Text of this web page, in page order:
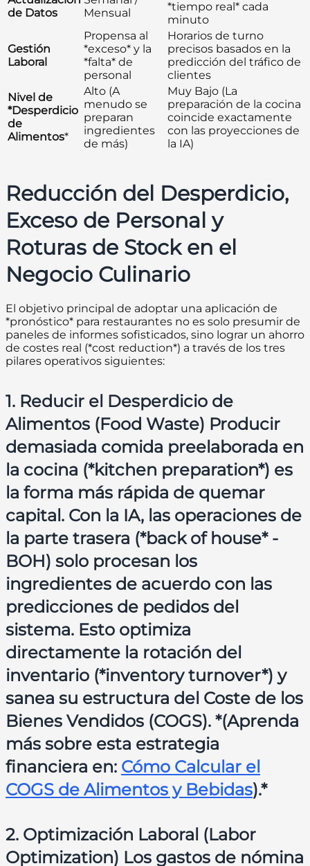
de Datos
Mensual
*tiempo real* cada
minuto
Gestión
Laboral
Propensa al
*exceso* y la
*falta* de
personal
Horarios de turno
precisos basados en la
predicción del tráfico de
clientes
Nivel de
*Desperdicio
de
Alimentos*
Alto (A
menudo se
preparan
ingredientes
de más)
Muy Bajo (La
preparación de la cocina
coincide exactamente
con las proyecciones de
la IA)
Reducción del Desperdicio,
Exceso de Personal y
Roturas de Stock en el
Negocio Culinario
El objetivo principal de adoptar una aplicación de
*pronóstico* para restaurantes no es solo presumir de
paneles de informes sofisticados, sino lograr un ahorro
de costes real (*cost reduction*) a través de los tres
pilares operativos siguientes:
1. Reducir el Desperdicio de
Alimentos (Food Waste) Producir
demasiada comida preelaborada en
la cocina (*kitchen preparation*) es
la forma más rápida de quemar
capital. Con la IA, las operaciones de
la parte trasera (*back of house* -
BOH) solo procesan los
ingredientes de acuerdo con las
predicciones de pedidos del
sistema. Esto optimiza
directamente la rotación del
inventario (*inventory turnover*) y
sanea su estructura del Coste de los
Bienes Vendidos (COGS). *(Aprenda
más sobre esta estrategia
financiera en: Cómo Calcular el
COGS de Alimentos y Bebidas).*
2. Optimización Laboral (Labor
Optimization) Los gastos de nómina